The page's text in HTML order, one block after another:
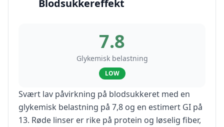
Blodsukkereffekt
7.8
Glykemisk belastning
LOW
Svært lav påvirkning på blodsukkeret med en
glykemisk belastning på 7,8 og en estimert GI på
13. Røde linser er rike på protein og løselig fiber,